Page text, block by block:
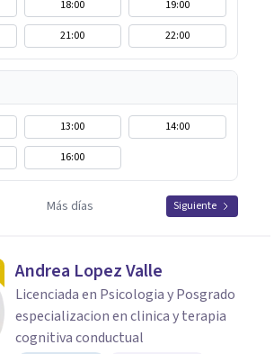
18:00
19:00
21:00 22:00
13:00
14:00
16:00
Más días Siguiente
Andrea Lopez Valle
Licenciada en Psicologia y Posgrado
especializacion en clinica y terapia
cognitiva conductual